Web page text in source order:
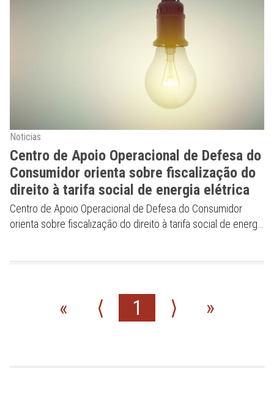
Noticias
Centro de Apoio Operacional de Defesa do
Consumidor orienta sobre fiscalização do
direito à tarifa social de energia elétrica
Centro de Apoio Operacional de Defesa do Consumidor
orienta sobre fiscalização do direito à tarifa social de energia
« ⟨ 1 ⟩ »